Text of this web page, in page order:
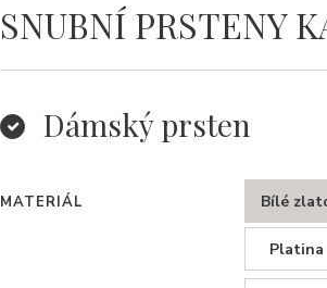
SNUBNÍ PRSTENY
Dámský prsten
MATERIÁL Bílé
Platina